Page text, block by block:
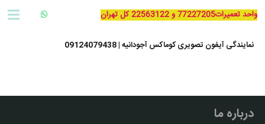
واحد تعمیرات77227205 و 22563122 کل تهران
نمایندگی آیفون تصویری کوماکس آجودانیه | 09124079438
درباره ما